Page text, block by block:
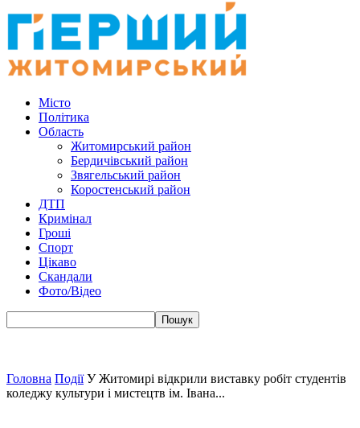
Місто
Політика
Область
Житомирський район
Бердичівський район
Звягельський район
Коростенський район
ДТП
Кримінал
Гроші
Спорт
Цікаво
Скандали
Фото/Відео
Головна Події У Житомирі відкрили виставку робіт студентів
коледжу культури і мистецтв ім. Івана...